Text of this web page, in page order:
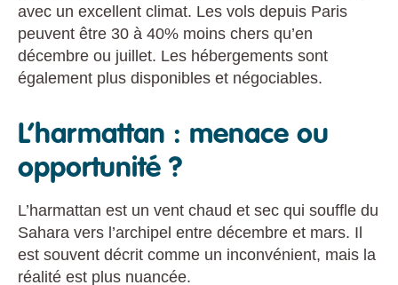
avec un excellent climat. Les vols depuis Paris
peuvent être 30 à 40% moins chers qu’en
décembre ou juillet. Les hébergements sont
également plus disponibles et négociables.
L’harmattan : menace ou
opportunité ?
L’harmattan est un vent chaud et sec qui souffle du
Sahara vers l’archipel entre décembre et mars. Il
est souvent décrit comme un inconvénient, mais la
réalité est plus nuancée.